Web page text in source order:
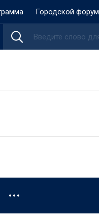
Городской форум